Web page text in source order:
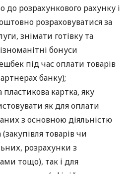
до розрахункового рахунку і
розраховуватися за
знімати готівку та
бонуси
під час оплати товарів
банку);
картка, яку
як для оплати
з основною діяльністю
товарів чи
розрахунки з
тощо), так і для